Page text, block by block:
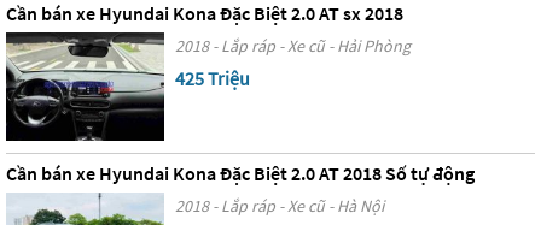
Cần bán xe Hyundai Kona Đặc Biệt 2.0 AT sx 2018
2018 - Lắp ráp - Xe cũ - Hải Phòng
425 Triệu
Cần bán xe Hyundai Kona Đặc Biệt 2.0 AT 2018 Số tự động
2018 - Lắp ráp - Xe cũ - Hà Nội